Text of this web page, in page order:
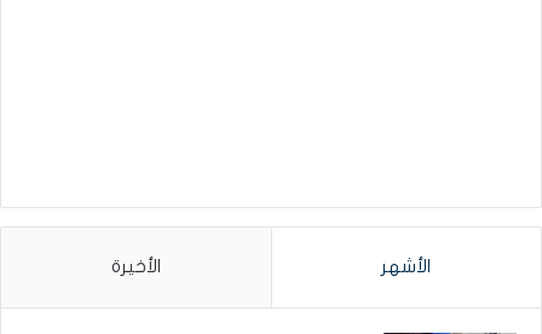
الأشهر الأخيرة